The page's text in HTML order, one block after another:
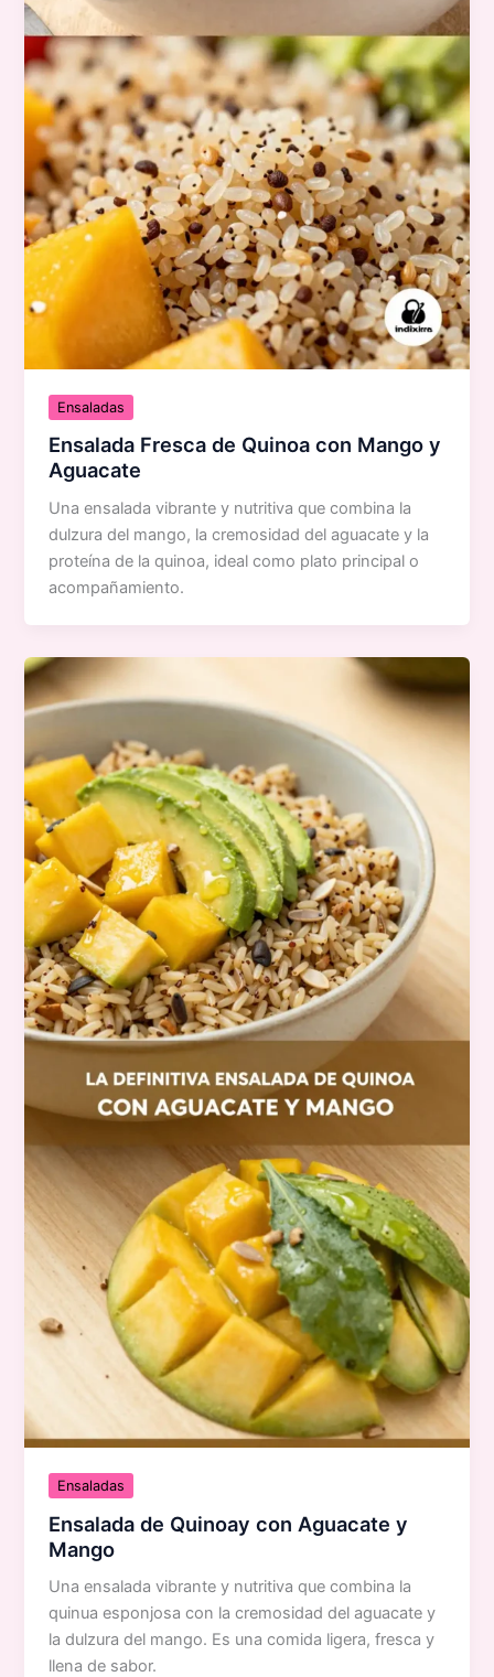
Ensaladas
Ensalada Fresca de Quinoa con Mango y
Aguacate
Una ensalada vibrante y nutritiva que combina la
dulzura del mango, la cremosidad del aguacate y la
proteína de la quinoa, ideal como plato principal o
acompañamiento.
Ensaladas
Ensalada de Quinoay con Aguacate y
Mango
Una ensalada vibrante y nutritiva que combina la
quinua esponjosa con la cremosidad del aguacate y
la dulzura del mango. Es una comida ligera, fresca y
llena de sabor.